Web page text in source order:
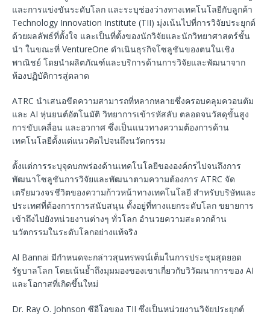
และการแข่งขันระดับโลก และระบุช่องว่างทางเทคโนโลยีกับลูกค้า
Technology Innovation Institute (TII) มุ่งเน้นไปที่การวิจัยประยุกต์
ด้วยผลลัพธ์ที่ตั้งใจ และเป็นที่ตั้งของนักวิจัยและนักวิทยาศาสตร์ชั้น
นํา ในขณะที่ VentureOne ดำเนินธุรกิจโซลูชันของตนในเชิง
พาณิชย์ โดยนําผลิตภัณฑ์และบริการด้านการวิจัยและพัฒนาจาก
ห้องปฏิบัติการสู่ตลาด
ATRC นําเสนอขีดความสามารถที่หลากหลายซึ่งครอบคลุมควอนตัม
และ AI หุ่นยนต์อัตโนมัติ วิทยาการเข้ารหัสลับ ตลอดจนวัสดุขั้นสูง
การขับเคลื่อน และอวกาศ ซึ่งเป็นแนวทางความต้องการด้าน
เทคโนโลยีตั้งแต่แนวคิดไปจนถึงนวัตกรรม
ตั้งแต่การระบุจุดบกพร่องด้านเทคโนโลยีขององค์กรไปจนถึงการ
พัฒนาโซลูชันการวิจัยและพัฒนาตามความต้องการ ATRC จัด
เตรียมวงจรชีวิตของความก้าวหน้าทางเทคโนโลยี สําหรับบริษัทและ
ประเทศที่ต้องการการสนับสนุน ตั้งอยู่ที่ทางแยกระดับโลก ขยายการ
เข้าถึงไปยังหน่วยงานต่างๆ ทั่วโลก อํานวยความสะดวกด้าน
นวัตกรรมในระดับโลกอย่างแท้จริง
Al Bannai มีกําหนดจะกล่าวสุนทรพจน์เต็มในการประชุมสุดยอด
รัฐบาลโลก โดยเน้นย้ำถึงมุมมองของเขาเกี่ยวกับวิวัฒนาการของ AI
และโอกาสที่เกิดขึ้นใหม่
Dr. Ray O. Johnson ซีอีโอของ TII ซึ่งเป็นหน่วยงานวิจัยประยุกต์